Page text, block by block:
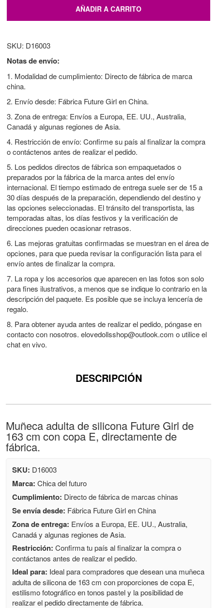
AÑADIR A CARRITO
SKU: D16003
Notas de envío:
1. Modalidad de cumplimiento: Directo de fábrica de marca
china.
2. Envío desde: Fábrica Future Girl en China.
3. Zona de entrega: Envíos a Europa, EE. UU., Australia,
Canadá y algunas regiones de Asia.
4. Restricción de envío: Confirme su país al finalizar la compra
o contáctenos antes de realizar el pedido.
5. Los pedidos directos de fábrica son empaquetados o
preparados por la fábrica de la marca antes del envío
internacional. El tiempo estimado de entrega suele ser de 15 a
30 días después de la preparación, dependiendo del destino y
las opciones seleccionadas. El tránsito del transportista, las
temporadas altas, los días festivos y la verificación de
direcciones pueden ocasionar retrasos.
6. Las mejoras gratuitas confirmadas se muestran en el área de
opciones, para que pueda revisar la configuración lista para el
envío antes de finalizar la compra.
7. La ropa y los accesorios que aparecen en las fotos son solo
para fines ilustrativos, a menos que se indique lo contrario en la
descripción del paquete. Es posible que se incluya lencería de
regalo.
8. Para obtener ayuda antes de realizar el pedido, póngase en
contacto con nosotros. elovedollsshop@outlook.com o utilice el
chat en vivo.
DESCRIPCIÓN
Muñeca adulta de silicona Future Girl de
163 cm con copa E, directamente de
fábrica.
SKU: D16003
Marca: Chica del futuro
Cumplimiento: Directo de fábrica de marcas chinas
Se envía desde: Fábrica Future Girl en China
Zona de entrega: Envíos a Europa, EE. UU., Australia,
Canadá y algunas regiones de Asia.
Restricción: Confirma tu país al finalizar la compra o
contáctanos antes de realizar el pedido.
Ideal para: Ideal para compradores que desean una muñeca
adulta de silicona de 163 cm con proporciones de copa E,
estilismo fotográfico en tonos pastel y la posibilidad de
realizar el pedido directamente de fábrica.